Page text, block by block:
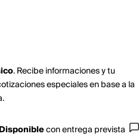
. Recibe informaciones y tu
especiales en base a la
Disponibleconentrega prevista